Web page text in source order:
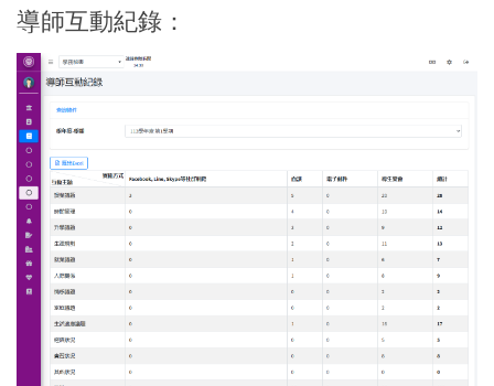
導師互動紀錄：